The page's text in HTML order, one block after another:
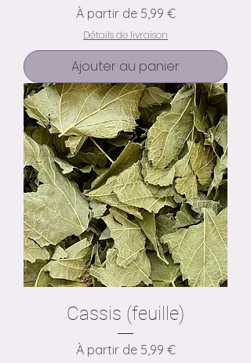
À partir de 5,99 €
Prix promotionnel
Détails de livraison
Ajouter au panier
Cassis (feuille)
À partir de 5,99 €
Prix promotionnel